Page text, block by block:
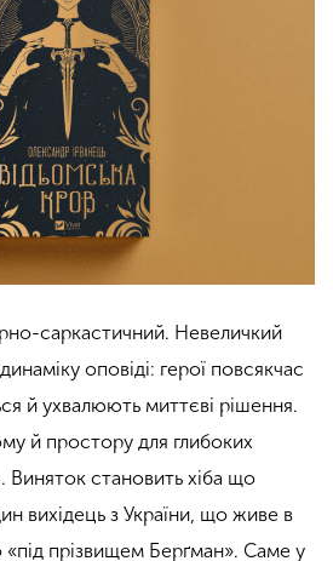
саркастичний. Невеличкий
оповіді: герої повсякчас
й ухвалюють миттєві рішення.
й простору для глибоких
Виняток становить хіба що
вихідець з України, що живе в
«під прізвищем Берґман». Саме у